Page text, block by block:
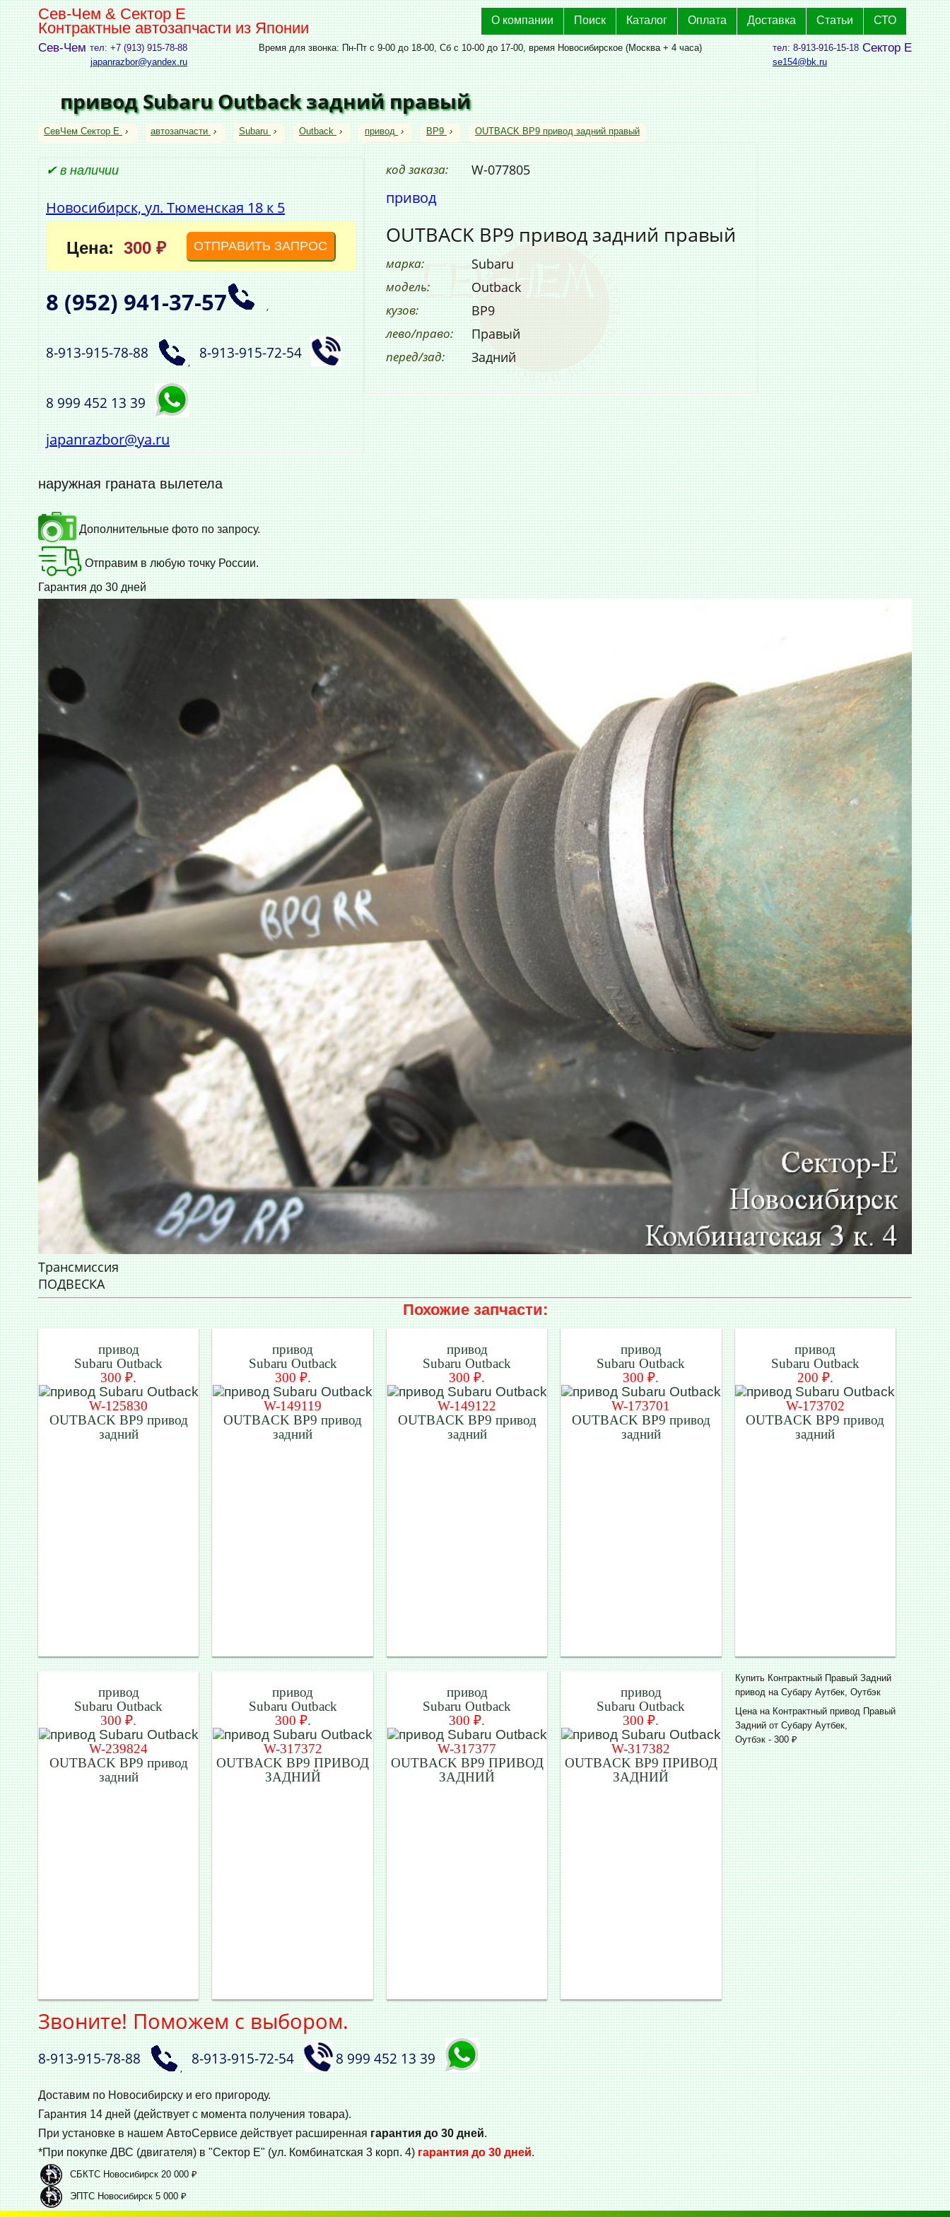
Сев-Чем & Сектор Е
Контрактные автозапчасти из Японии
О компании Поиск Каталог Оплата Доставка Статьи СТО
Сев-Чем тел: +7 (913) 915-78-88
japanrazbor@yandex.ru
Сектор Е
тел: 8-913-916-15-18
se154@bk.ru
Время для звонка: Пн-Пт с 9-00 до 18-00, Сб с 10-00 до 17-00, время Новосибирское (Москва + 4 часа)
привод Subaru Outback задний правый
СевЧем Сектор Е › автозапчасти › Subaru › Outback › привод › BP9 › OUTBACK BP9 привод задний правый
✔ в наличии
Новосибирск, ул. Тюменская 18 к 5
Цена: 300 ₽ ОТПРАВИТЬ ЗАПРОС
8 (952)941‑37‑57 ,
8‑913‑915‑78‑88
,
8‑913‑915‑72‑54
8 999 452 13 39
japanrazbor@ya.ru
код заказа: W-077805
привод
OUTBACK BP9 привод задний правый
марка: Subaru
модель: Outback
кузов: BP9
лево/право: Правый
перед/зад: Задний
наружная граната вылетела
Дополнительные фото по запросу.
Отправим в любую точку России.
Гарантия до 30 дней
Трансмиссия
ПОДВЕСКА
Похожие запчасти:
привод
Subaru Outback
300 ₽.
W-125830
OUTBACK BP9 привод
задний
привод
Subaru Outback
300 ₽.
W-149119
OUTBACK BP9 привод
задний
привод
Subaru Outback
300 ₽.
W-149122
OUTBACK BP9 привод
задний
привод
Subaru Outback
300 ₽.
W-173701
OUTBACK BP9 привод
задний
привод
Subaru Outback
200 ₽.
W-173702
OUTBACK BP9 привод
задний
привод
Subaru Outback
300 ₽.
W-239824
OUTBACK BP9 привод
задний
привод
Subaru Outback
300 ₽.
W-317372
OUTBACK BP9 ПРИВОД
ЗАДНИЙ
привод
Subaru Outback
300 ₽.
W-317377
OUTBACK BP9 ПРИВОД
ЗАДНИЙ
привод
Subaru Outback
300 ₽.
W-317382
OUTBACK BP9 ПРИВОД
ЗАДНИЙ
Купить Контрактный Правый Задний
привод на Субару Аутбек, Оутбэк
Цена на Контрактный привод Правый
Задний от Субару Аутбек,
Оутбэк - 300 ₽
Звоните! Поможем с выбором.
8‑913‑915‑78‑88
,
8‑913‑915‑72‑54 8 999 452 13 39
Доставим по Новосибирску и его пригороду.
Гарантия 14 дней (действует с момента получения товара).
При установке в нашем АвтоСервисе действует расширеннаягарантия до 30 дней.
*При покупке ДВС (двигателя) в "Сектор Е" (ул. Комбинатская 3 корп. 4)гарантия до 30 дней.
СБКТС Новосибирск 20 000 ₽
ЭПТС Новосибирск 5 000 ₽